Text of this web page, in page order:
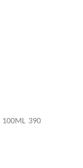
100ML 390